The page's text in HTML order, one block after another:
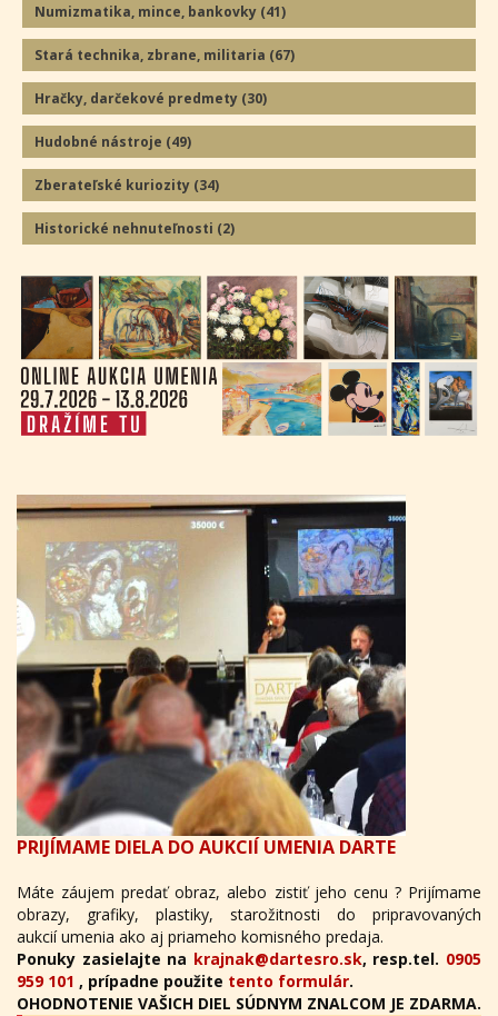
Numizmatika, mince, bankovky (41)
Stará technika, zbrane, militaria (67)
Hračky, darčekové predmety (30)
Hudobné nástroje (49)
Zberateľské kuriozity (34)
Historické nehnuteľnosti (2)
PRIJÍMAME DIELA DO AUKCIÍ UMENIA DARTE
Máte záujem predať obraz, alebo zistiť jeho cenu ? Prijímame
obrazy, grafiky, plastiky, starožitnosti do pripravovaných
aukcií umenia ako aj priameho komisného predaja.
Ponuky zasielajte na krajnak@dartesro.sk, resp.tel. 0905
959 101 , prípadne použite tento formulár.
OHODNOTENIE VAŠICH DIEL SÚDNYM ZNALCOM JE ZDARMA.